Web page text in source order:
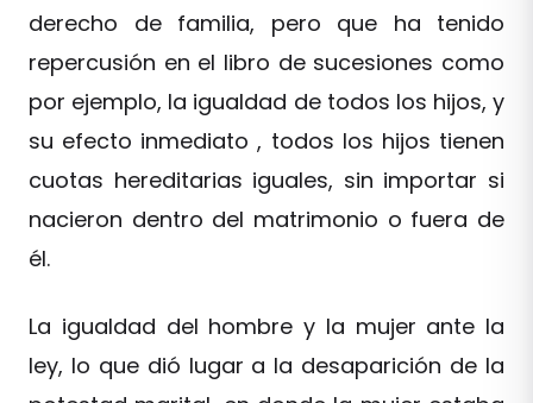
derecho de familia, pero que ha tenido
repercusión en el libro de sucesiones como
por ejemplo, la igualdad de todos los hijos, y
su efecto inmediato , todos los hijos tienen
cuotas hereditarias iguales, sin importar si
nacieron dentro del matrimonio o fuera de
él.
La igualdad del hombre y la mujer ante la
ley, lo que dió lugar a la desaparición de la